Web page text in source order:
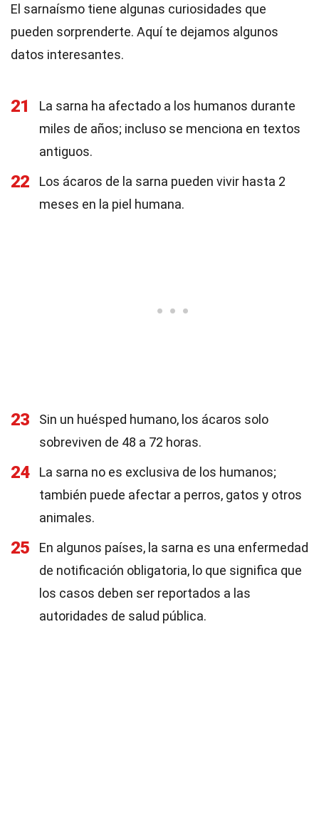
El sarnaísmo tiene algunas curiosidades que
pueden sorprenderte. Aquí te dejamos algunos
datos interesantes.
21
La sarna ha afectado a los humanos durante
miles de años; incluso se menciona en textos
antiguos.
22
Los ácaros de la sarna pueden vivir hasta 2
meses en la piel humana.
23
Sin un huésped humano, los ácaros solo
sobreviven de 48 a 72 horas.
24
La sarna no es exclusiva de los humanos;
también puede afectar a perros, gatos y otros
animales.
25
En algunos países, la sarna es una enfermedad
de notificación obligatoria, lo que significa que
los casos deben ser reportados a las
autoridades de salud pública.